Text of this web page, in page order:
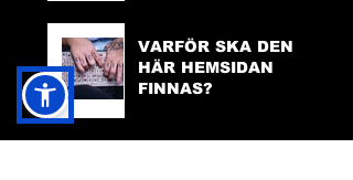
VARFÖR SKA DEN
HÄR HEMSIDAN
FINNAS?